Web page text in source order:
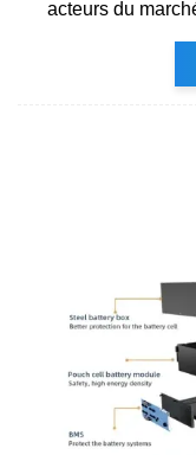
acteurs du